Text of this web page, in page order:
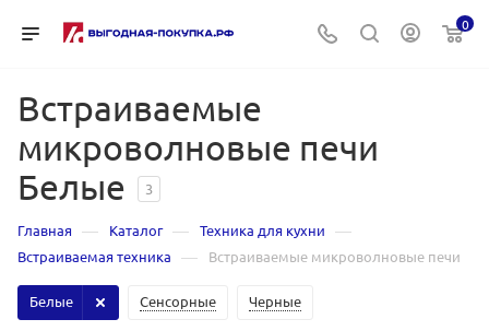
0
Встраиваемые
микроволновые печи
Белые
3
Главная — Каталог — Техника для кухни —
Встраиваемая техника — Встраиваемые микроволновые печи
Сенсорные Черные
Белые